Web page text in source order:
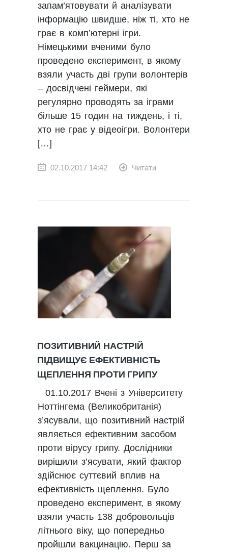
запам’ятовувати й аналізувати
інформацію швидше, ніж ті, хто не
грає в комп’ютерні ігри.
Німецькими вченими було
проведено експеримент, в якому
взяли участь дві групи волонтерів
– досвідчені геймери, які
регулярно проводять за іграми
більше 15 годин на тиждень, і ті,
хто не грає у відеоігри. Волонтери
[…]
02.10.2017 14:42 Читати
ПОЗИТИВНИЙ НАСТРІЙ
ПІДВИЩУЄ ЕФЕКТИВНІСТЬ
ЩЕПЛЕННЯ ПРОТИ ГРИПУ
01.10.2017 Вчені з Університету
Ноттінгема (Великобританія)
з’ясували, що позитивний настрій
являється ефективним засобом
проти вірусу грипу. Дослідники
вирішили з’ясувати, який фактор
здійснює суттєвий вплив на
ефективність щеплення. Було
проведено експеримент, в якому
взяли участь 138 добровольців
літнього віку, що попередньо
пройшли вакцинацію. Перш за